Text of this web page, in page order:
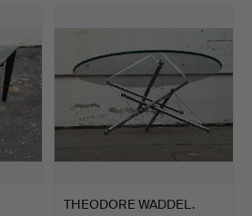
THEODORE WADDEL.